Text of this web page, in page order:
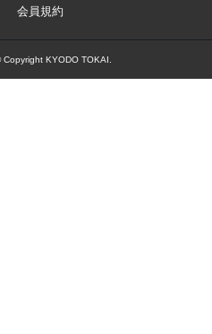
会員規約
KYODO TOKAI.